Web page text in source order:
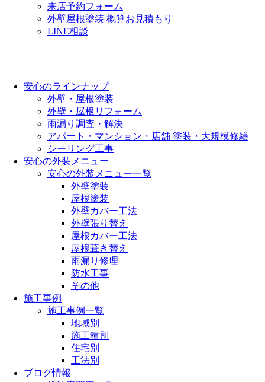
来店予約フォーム
外壁屋根塗装 概算お見積もり
LINE相談
安心のラインナップ
外壁・屋根塗装
外壁・屋根リフォーム
雨漏り調査・解決
アパート・マンション・店舗 塗装・大規模修繕
シーリング工事
安心の外装メニュー
安心の外装メニュー一覧
外壁塗装
屋根塗装
外壁カバー工法
外壁張り替え
屋根カバー工法
屋根葺き替え
雨漏り修理
防水工事
その他
施工事例
施工事例一覧
地域別
施工種別
住宅別
工法別
ブログ情報